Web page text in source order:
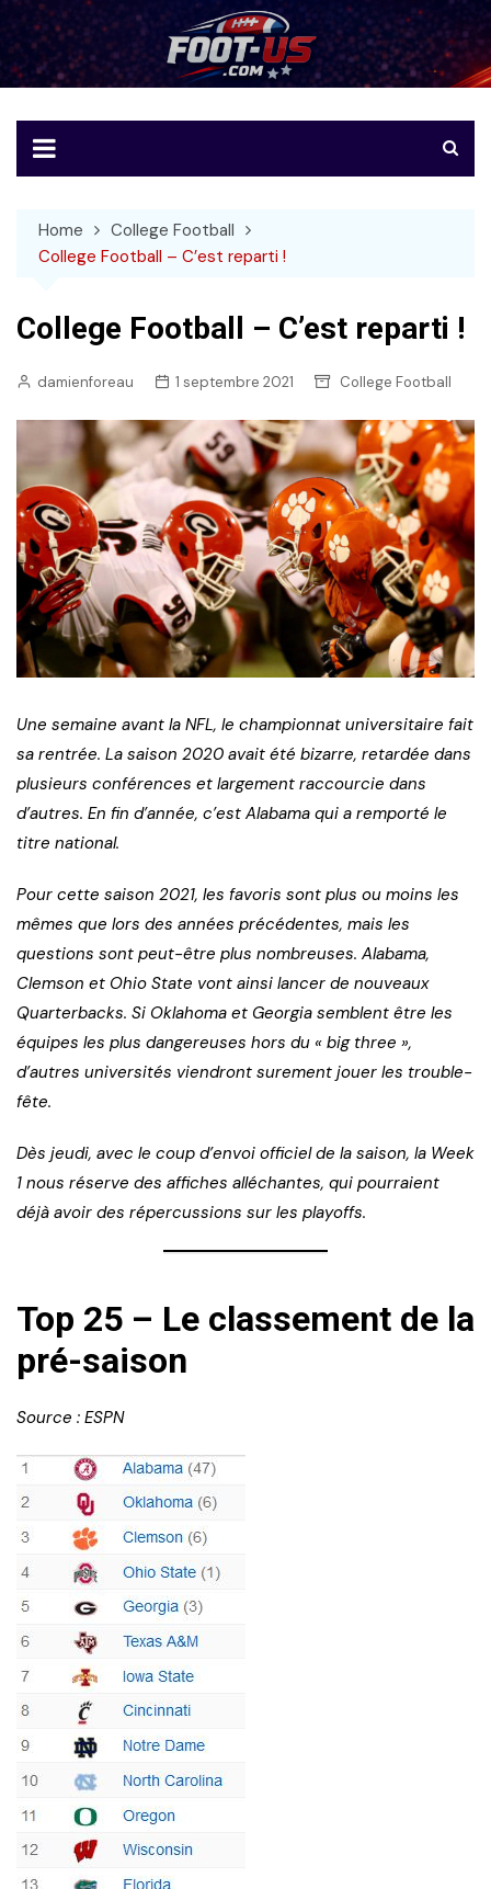
to
content
Foot-US
Le football américain en français
Home
College Football
College Football – C’est reparti !
College Football – C’est reparti !
damienforeau 1 septembre 2021 College Football
Une semaine avant la NFL, le championnat universitaire fait
sa rentrée. La saison 2020 avait été bizarre, retardée dans
plusieurs conférences et largement raccourcie dans
d’autres. En fin d’année, c’est Alabama qui a remporté le
titre national.
Pour cette saison 2021, les favoris sont plus ou moins les
mêmes que lors des années précédentes, mais les
questions sont peut-être plus nombreuses. Alabama,
Clemson et Ohio State vont ainsi lancer de nouveaux
Quarterbacks. Si Oklahoma et Georgia semblent être les
équipes les plus dangereuses hors du « big three »,
d’autres universités viendront surement jouer les trouble-
fête.
Dès jeudi, avec le coup d’envoi officiel de la saison, la Week
1 nous réserve des affiches alléchantes, qui pourraient
déjà avoir des répercussions sur les playoffs.
Top 25 – Le classement de la
pré-saison
Source : ESPN